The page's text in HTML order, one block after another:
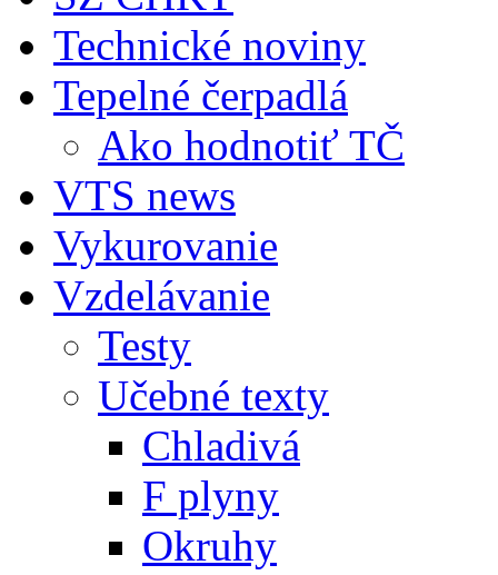
Technické noviny
Tepelné čerpadlá
Ako hodnotiť TČ
VTS news
Vykurovanie
Vzdelávanie
Testy
Učebné texty
Chladivá
F plyny
Okruhy